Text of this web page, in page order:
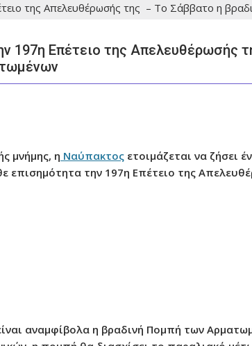
της Απελευθέρωσής της – Το Σάββατο η
197η Επέτειο της Απελευθέρωσής
μνήμης, η Ναύπακτος ετοιμάζεται να ζήσει
επισημότητα την 197η Επέτειο της
αναμφίβολα η βραδινή Πομπή των